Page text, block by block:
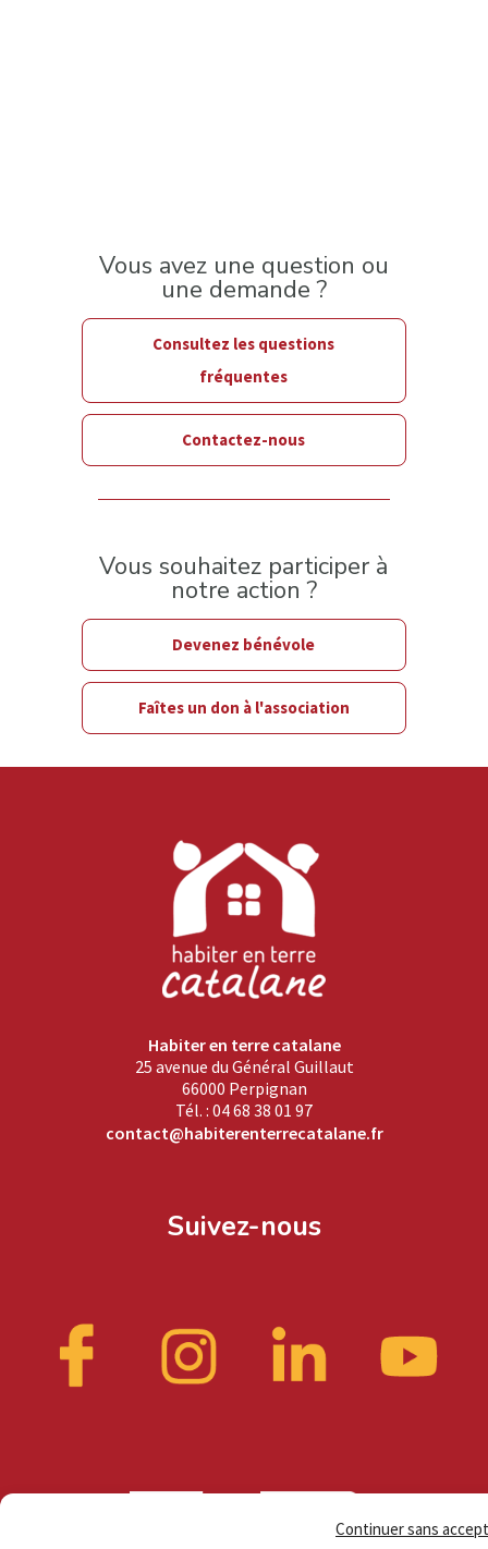
Continuer sans
Vous avez une question ou
une demande ?
Consultez les questions
fréquentes
Contactez-nous
Vous souhaitez participer à
notre action ?
Devenez bénévole
Faîtes un don à l'association
Habiter en terre catalane
25 avenue du Général Guillaut
66000 Perpignan
Tél. : 04 68 38 01 97
contact@habiterenterrecatalane.fr
Suivez-nous